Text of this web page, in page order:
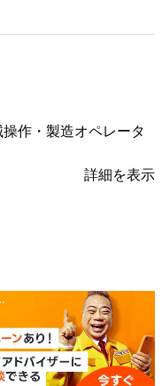
操作・製造オペレータ
詳細を表示